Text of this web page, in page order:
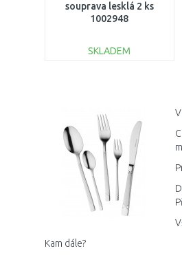
souprava lesklá 2 ks
1002948
SKLADEM
Kam dále?